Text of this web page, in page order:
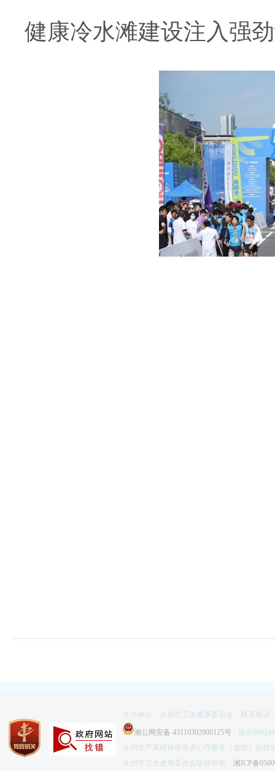
健康冷水滩建设注入强
主办单位：永州市卫生健康委员会 联系电话
湘公网安备 43110302000125号 政府网站标
永州市严重精神病患者心理服务（援助）热线
永州市卫生健康委员会版权所有 湘ICP备